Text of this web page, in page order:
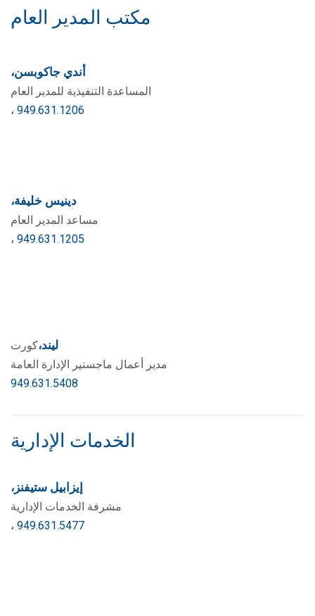
مكتب المدير العام
أندي جاكوبسن،
المساعدة التنفيذية للمدير العام
، 949.631.1206
دينيس خليفة،
مساعد المدير العام
، 949.631.1205
كورتليند،
مدير أعمال ماجستير الإدارة العامة
949.631.5408
الخدمات الإدارية
إيزابيل ستيفنز،
مشرفة الخدمات الإدارية
، 949.631.5477